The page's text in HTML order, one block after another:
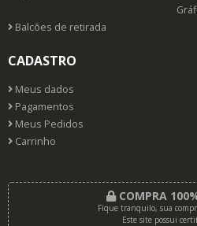
Balcões de retirada
CADASTRO
Meus dados
Pagamentos
Meus Pedidos
Carrinho
COMPRA
Fique tranquilo, sua
Este site possui